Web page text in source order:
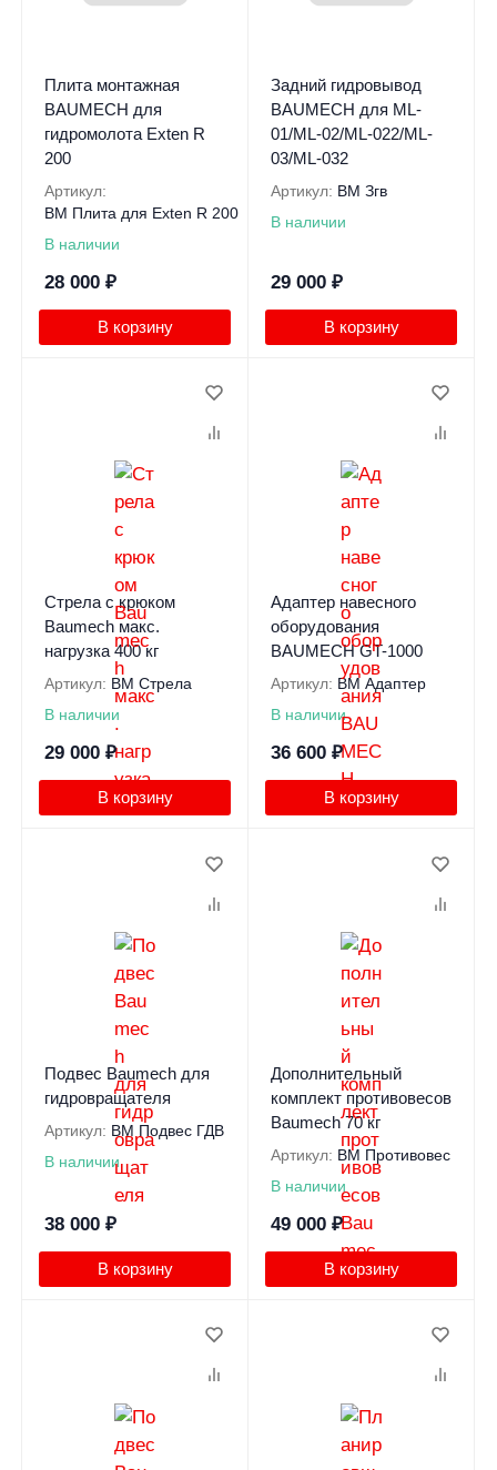
Плита монтажная
BAUMECH для
гидромолота Exten R
200
Артикул:
BM Плита для Exten R 200
В наличии
28 000 ₽
В корзину
Задний гидровывод
BAUMECH для ML-
01/ML-02/ML-022/ML-
03/ML-032
Артикул: BM Згв
В наличии
29 000 ₽
В корзину
Стрела с крюком
Baumech макс.
нагрузка 400 кг
Артикул: BM Стрела
В наличии
29 000 ₽
В корзину
Адаптер навесного
оборудования
BAUMECH GT-1000
Артикул: BM Адаптер
В наличии
36 600 ₽
В корзину
Подвес Baumech для
гидровращателя
Артикул: BM Подвес ГДВ
В наличии
38 000 ₽
В корзину
Дополнительный
комплект противовесов
Baumech 70 кг
Артикул: BM Противовес
В наличии
49 000 ₽
В корзину